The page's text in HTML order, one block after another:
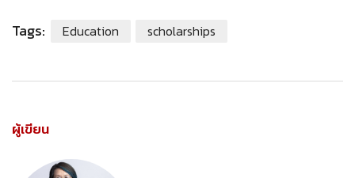
Tags: Education scholarships
ผู้เขียน